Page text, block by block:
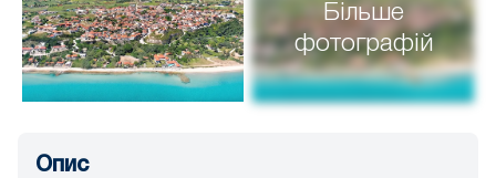
Більше
фотографій
Опис